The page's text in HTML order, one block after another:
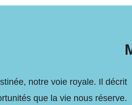
notre voie royale. Il décrit
que la vie nous réserve.